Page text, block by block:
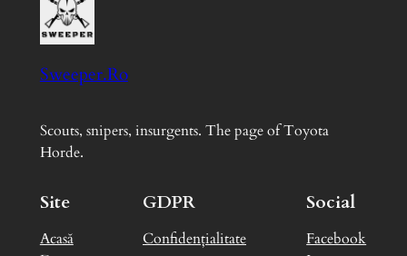
Sweeper.Ro
Scouts, snipers, insurgents. The page of Toyota
Horde.
Site
Acasă
GDPR
Confidențialitate
Social
Facebook